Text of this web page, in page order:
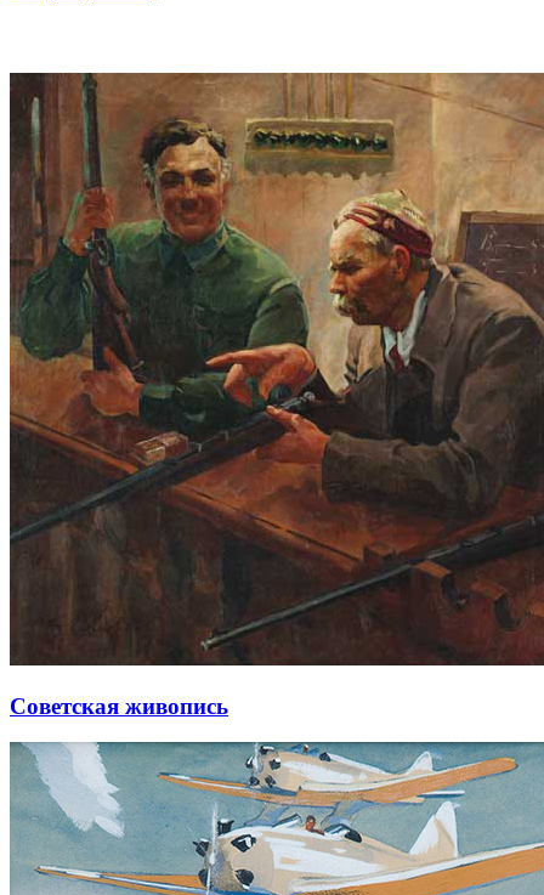
Советская живопись